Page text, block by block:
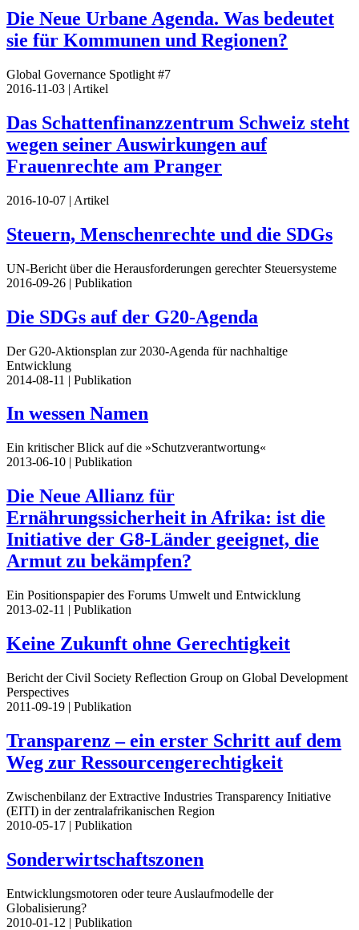
Die Neue Urbane Agenda. Was bedeutet
sie für Kommunen und Regionen?
Global Governance Spotlight #7
2016-11-03 | Artikel
Das Schattenfinanzzentrum Schweiz steht
wegen seiner Auswirkungen auf
Frauenrechte am Pranger
2016-10-07 | Artikel
Steuern, Menschenrechte und die SDGs
UN-Bericht über die Herausforderungen gerechter Steuersysteme
2016-09-26 | Publikation
Die SDGs auf der G20-Agenda
Der G20-Aktionsplan zur 2030-Agenda für nachhaltige
Entwicklung
2014-08-11 | Publikation
In wessen Namen
Ein kritischer Blick auf die »Schutzverantwortung«
2013-06-10 | Publikation
Die Neue Allianz für
Ernährungssicherheit in Afrika: ist die
Initiative der G8-Länder geeignet, die
Armut zu bekämpfen?
Ein Positionspapier des Forums Umwelt und Entwicklung
2013-02-11 | Publikation
Keine Zukunft ohne Gerechtigkeit
Bericht der Civil Society Reflection Group on Global Development
Perspectives
2011-09-19 | Publikation
Transparenz – ein erster Schritt auf dem
Weg zur Ressourcengerechtigkeit
Zwischenbilanz der Extractive Industries Transparency Initiative
(EITI) in der zentralafrikanischen Region
2010-05-17 | Publikation
Sonderwirtschaftszonen
Entwicklungsmotoren oder teure Auslaufmodelle der
Globalisierung?
2010-01-12 | Publikation